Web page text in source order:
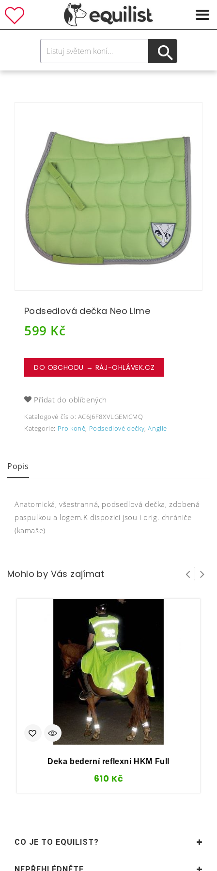
Podsedlová dečka Neo Lime
599 Kč
DO OBCHODU → RÁJ-OHLÁVEK.CZ
Přidat do oblíbených
Katalogové číslo: AC6J6F8XVLGEMCMQ
Kategorie: Pro koně, Podsedlové dečky,Anglie
Popis
Anatomická, všestranná, podsedlová dečka, zdobená
paspulkou a logem.K dispozici jsou i orig. chrániče
(kamaše)
Mohlo by Vás zajímat
Deka bederní reflexní HKM Full
610 Kč
CO JE TO EQUILIST?